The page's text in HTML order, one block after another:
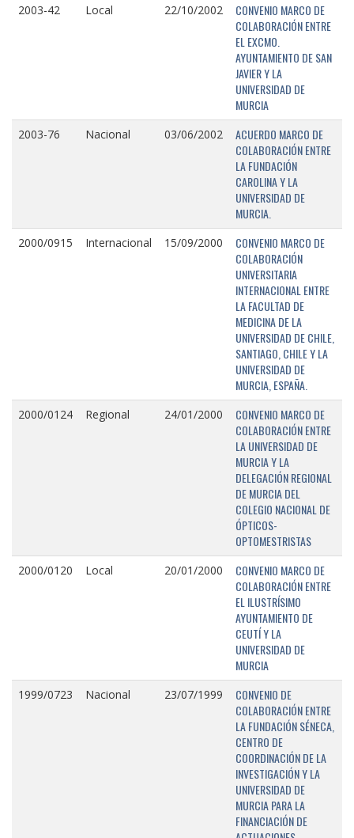
2003-42 Local 22/10/2002
CONVENIO MARCO DE
COLABORACIÓN ENTRE
EL EXCMO.
AYUNTAMIENTO DE SAN
JAVIER Y LA
UNIVERSIDAD DE
MURCIA
2003-76 Nacional 03/06/2002
ACUERDO MARCO DE
COLABORACIÓN ENTRE
LA FUNDACIÓN
CAROLINA Y LA
UNIVERSIDAD DE
MURCIA.
2000/0915 Internacional 15/09/2000
CONVENIO MARCO DE
COLABORACIÓN
UNIVERSITARIA
INTERNACIONAL ENTRE
LA FACULTAD DE
MEDICINA DE LA
UNIVERSIDAD DE CHILE,
SANTIAGO, CHILE Y LA
UNIVERSIDAD DE
MURCIA, ESPAÑA.
2000/0124 Regional 24/01/2000
CONVENIO MARCO DE
COLABORACIÓN ENTRE
LA UNIVERSIDAD DE
MURCIA Y LA
DELEGACIÓN REGIONAL
DE MURCIA DEL
COLEGIO NACIONAL DE
ÓPTICOS-
OPTOMESTRISTAS
2000/0120 Local 20/01/2000
CONVENIO MARCO DE
COLABORACIÓN ENTRE
EL ILUSTRÍSIMO
AYUNTAMIENTO DE
CEUTÍ Y LA
UNIVERSIDAD DE
MURCIA
1999/0723 Nacional 23/07/1999
CONVENIO DE
COLABORACIÓN ENTRE
LA FUNDACIÓN SÉNECA,
CENTRO DE
COORDINACIÓN DE LA
INVESTIGACIÓN Y LA
UNIVERSIDAD DE
MURCIA PARA LA
FINANCIACIÓN DE